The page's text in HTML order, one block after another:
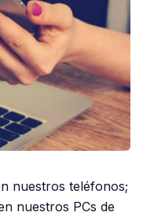
nuestros teléfonos;
nuestros PCs de